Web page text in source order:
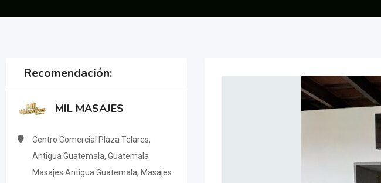
Recomendación:
MIL MASAJES
Centro Comercial Plaza Telares,
Antigua Guatemala, Guatemala
Masajes Antigua Guatemala, Masajes